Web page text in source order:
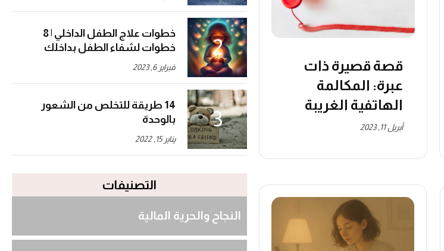
قصة قصيرة ذات
عبرة: المكالمة
الهاتفية الغريبة
أبريل 11, 2023
خطوات علاج الطفل الداخلي | 8
خطوات لشفاء الطفل بداخلك
فبراير 6, 2023
14 طريقة للتخلص من الشعور
بالوحدة
يناير 15, 2022
التصنيفات
النجاح والحرية المالية